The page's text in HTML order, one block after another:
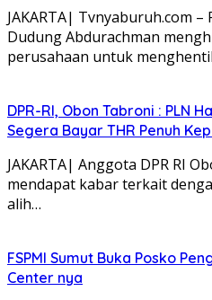
JAKARTA| Tvnyaburuh.com –
Dudung Abdurachman
perusahaan untuk
DPR-RI, Obon Tabroni : PLN
Segera Bayar THR Penuh
JAKARTA| Anggota DPR RI
mendapat kabar terkait
alih…
FSPMI Sumut Buka Posko
Center nya